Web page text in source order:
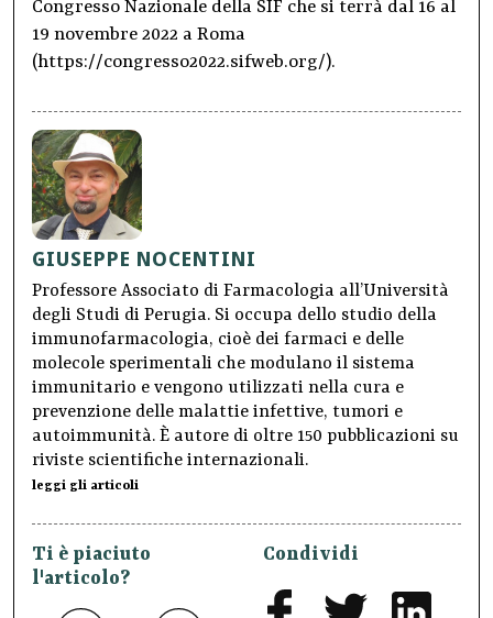
Congresso Nazionale della SIF che si terrà dal 16 al
19 novembre 2022 a Roma
(https://congresso2022.sifweb.org/).
GIUSEPPE NOCENTINI
Professore Associato di Farmacologia all’Università
degli Studi di Perugia. Si occupa dello studio della
immunofarmacologia, cioè dei farmaci e delle
molecole sperimentali che modulano il sistema
immunitario e vengono utilizzati nella cura e
prevenzione delle malattie infettive, tumori e
autoimmunità. È autore di oltre 150 pubblicazioni su
riviste scientifiche internazionali.
leggi gli articoli
Ti è piaciuto
l'articolo?
Condividi